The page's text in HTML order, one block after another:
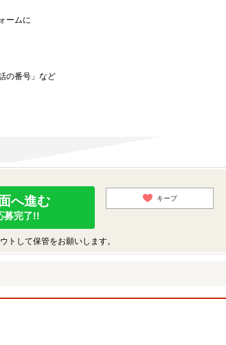
ームに
の番号」など
へ進む
募完了!!
キープ
トして保管をお願いします。